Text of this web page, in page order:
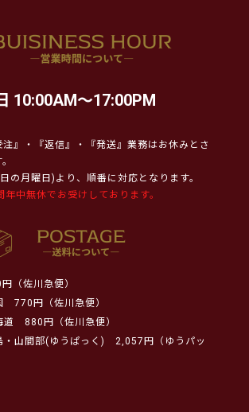
10:00AM～17:00PM
』・『返信』・『発送』業務はお休みとさ
の月曜日)より、順番に対応となります。
中無休でお受けしております。
（佐川急便）
770円（佐川急便）
道
880円（佐川急便）
・山間部(ゆうぱっく)
2,057円（ゆうパッ